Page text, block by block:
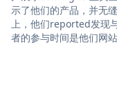
示了他们的产品，并无
上，他们reported发现
者的参与时间是他们网